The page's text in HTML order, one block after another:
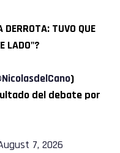
DERROTA: TUVO QUE
LADO"?
)
del debate por
7, 2026